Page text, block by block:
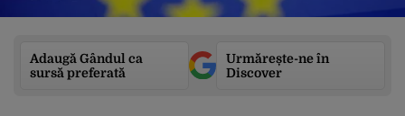
Adaugă Gândul ca
sursă preferată
Urmărește-ne în
Discover